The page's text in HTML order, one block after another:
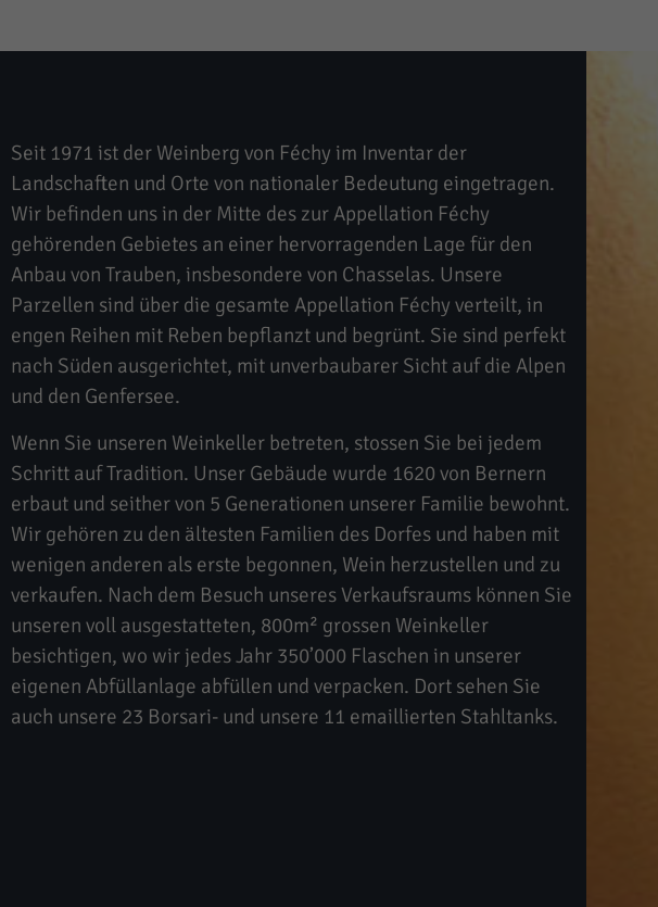
Seit 1971 ist der Weinberg von Féchy im Inventar der
Landschaften und Orte von nationaler Bedeutung eingetragen.
Wir befinden uns in der Mitte des zur Appellation Féchy
gehörenden Gebietes an einer hervorragenden Lage für den
Anbau von Trauben, insbesondere von Chasselas. Unsere
Parzellen sind über die gesamte Appellation Féchy verteilt, in
engen Reihen mit Reben bepflanzt und begrünt. Sie sind perfekt
nach Süden ausgerichtet, mit unverbaubarer Sicht auf die Alpen
und den Genfersee.
Wenn Sie unseren Weinkeller betreten, stossen Sie bei jedem
Schritt auf Tradition. Unser Gebäude wurde 1620 von Bernern
erbaut und seither von 5 Generationen unserer Familie bewohnt.
Wir gehören zu den ältesten Familien des Dorfes und haben mit
wenigen anderen als erste begonnen, Wein herzustellen und zu
verkaufen. Nach dem Besuch unseres Verkaufsraums können Sie
unseren voll ausgestatteten, 800m² grossen Weinkeller
besichtigen, wo wir jedes Jahr 350’000 Flaschen in unserer
eigenen Abfüllanlage abfüllen und verpacken. Dort sehen Sie
auch unsere 23 Borsari- und unsere 11 emaillierten Stahltanks.